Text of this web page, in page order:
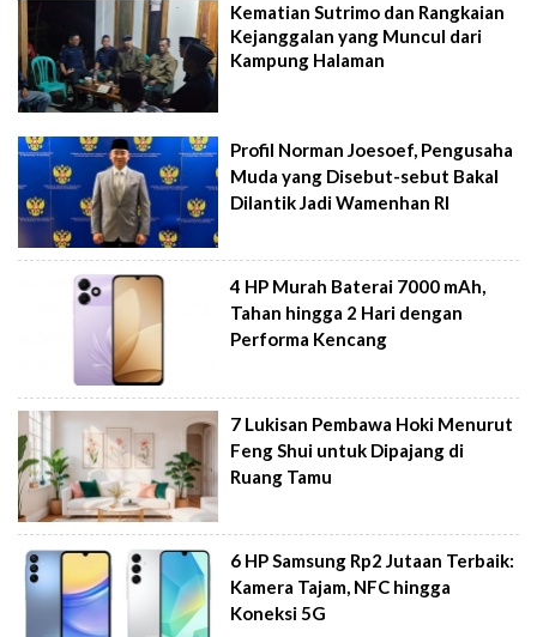
Kematian Sutrimo dan Rangkaian
Kejanggalan yang Muncul dari
Kampung Halaman
Profil Norman Joesoef, Pengusaha
Muda yang Disebut-sebut Bakal
Dilantik Jadi Wamenhan RI
4 HP Murah Baterai 7000 mAh,
Tahan hingga 2 Hari dengan
Performa Kencang
7 Lukisan Pembawa Hoki Menurut
Feng Shui untuk Dipajang di
Ruang Tamu
6 HP Samsung Rp2 Jutaan Terbaik:
Kamera Tajam, NFC hingga
Koneksi 5G